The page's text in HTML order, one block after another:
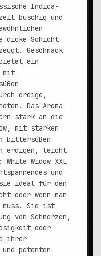
Indica-
buschig und
dicke Schicht
Geschmack
bietet ein
mit
erdige,
Das Aroma
stark an die
mit starken
bittersüßen
erdigen, leicht
Widow XXL
und
sie ideal für den
oder wenn man
Sie ist
von Schmerzen,
oder
ihrer
potenten